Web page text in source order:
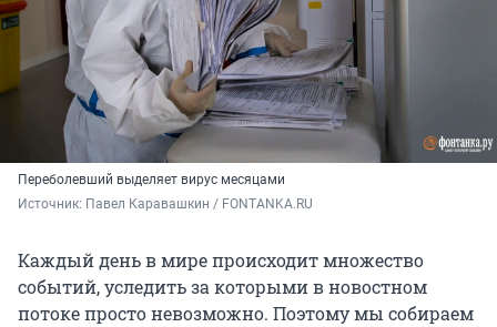
Переболевший выделяет вирус месяцами
Источник: Павел Каравашкин / FONTANKA.RU
Каждый день в мире происходит множество
событий, уследить за которыми в новостном
потоке просто невозможно. Поэтому мы собираем